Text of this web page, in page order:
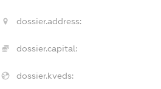
dossier.address:
dossier.capital:
dossier.kveds: